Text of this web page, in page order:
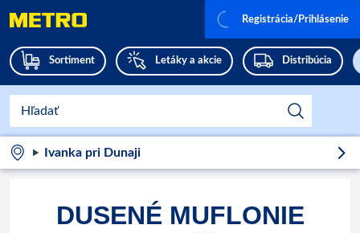
Sortiment Letáky a akcie Distribúcia
Registrácia/Prihlásenie
Ivanka pri Dunaji
DUSENÉ MUFLONIE